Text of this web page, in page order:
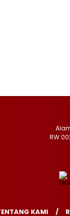
RW
KAMI